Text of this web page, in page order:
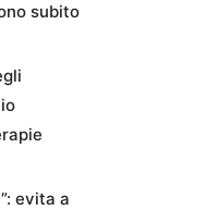
subito
evita a